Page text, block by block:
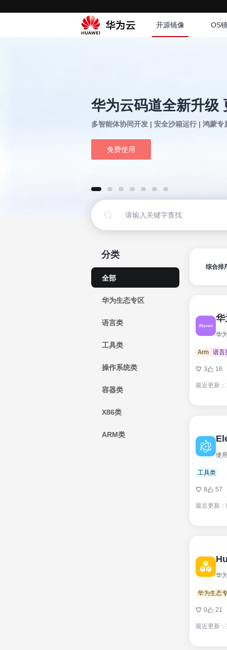
开源镜像 OS
华为云码道全新升级
多智能体协同开发 | 安全沙箱运行 | 鸿蒙专
免费使用
分类
全部
华为生态专区
语言类
工具类
操作系统类
容器类
X86类
ARM类
综合排
华
华
Arm 语言
3 16
最近更新
工具类
8 57
最近更新
华
华为生态
0 21
最近更新